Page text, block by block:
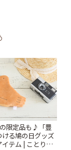
限定品も♪「豊
る鳩の日グッズ
イテム | ことりっ